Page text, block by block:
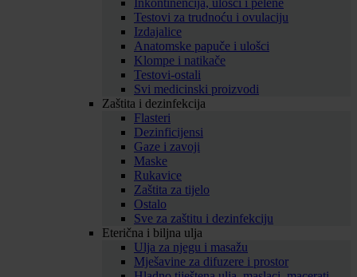
Inkontinencija, ulošci i pelene
Testovi za trudnoću i ovulaciju
Izdajalice
Anatomske papuče i ulošci
Klompe i natikače
Testovi-ostali
Svi medicinski proizvodi
Zaštita i dezinfekcija
Flasteri
Dezinficijensi
Gaze i zavoji
Maske
Rukavice
Zaštita za tijelo
Ostalo
Sve za zaštitu i dezinfekciju
Eterična i biljna ulja
Ulja za njegu i masažu
Mješavine za difuzere i prostor